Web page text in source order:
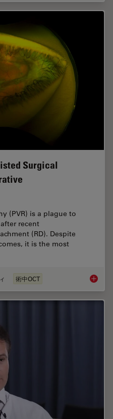
Surgical
(PVR) is a plague to
recent
(RD). Despite
it is the most
術中OCT